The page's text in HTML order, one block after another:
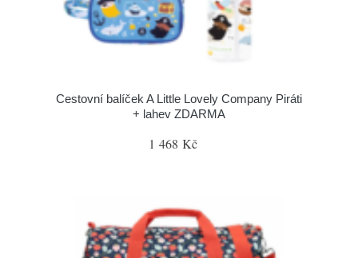
Cestovní balíček A Little Lovely Company Piráti
+ lahev ZDARMA
1 468 Kč